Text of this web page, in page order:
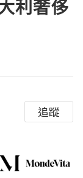
利奢侈
追蹤